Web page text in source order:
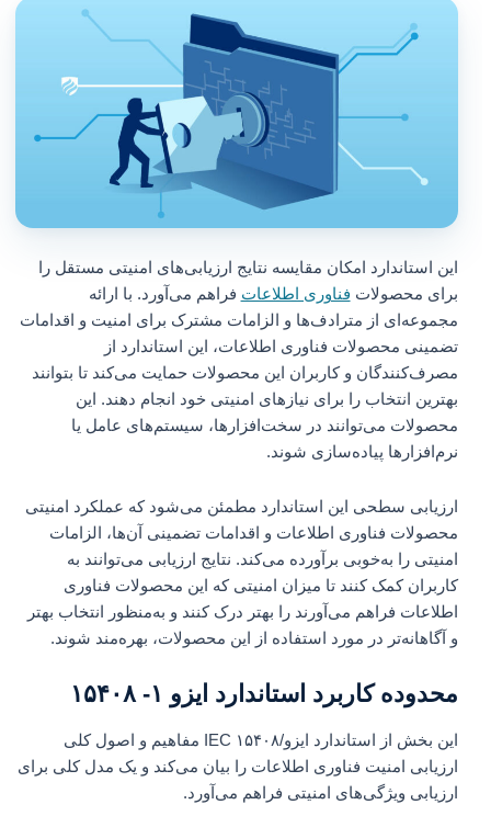
این استاندارد امکان مقایسه نتایج ارزیابی‌های امنیتی مستقل را
برای محصولاتفناوری اطلاعاتفراهم می‌آورد. با ارائه
مجموعه‌ای از مترادف‌ها و الزامات مشترک برای امنیت و اقدامات
تضمینی محصولات فناوری اطلاعات، این استاندارد از
مصرف‌کنندگان و کاربران این محصولات حمایت می‌کند تا بتوانند
بهترین انتخاب را برای نیازهای امنیتی خود انجام دهند. این
محصولات می‌توانند در سخت‌افزارها، سیستم‌های عامل یا
نرم‌افزارها پیاده‌سازی شوند.
ارزیابی سطحی این استاندارد مطمئن می‌شود که عملکرد امنیتی
محصولات فناوری اطلاعات و اقدامات تضمینی آن‌ها، الزامات
امنیتی را به‌خوبی برآورده می‌کند. نتایج ارزیابی می‌توانند به
کاربران کمک کنند تا میزان امنیتی که این محصولات فناوری
اطلاعات فراهم می‌آورند را بهتر درک کنند و به‌منظور انتخاب بهتر
و آگاهانه‌تر در مورد استفاده از این محصولات، بهره‌مند شوند.
محدوده کاربرد استاندارد ایزو ۱- ۱۵۴۰۸
این بخش از استاندارد ایزو/IEC ۱۵۴۰۸ مفاهیم و اصول کلی
ارزیابی امنیت فناوری اطلاعات را بیان می‌کند و یک مدل کلی برای
ارزیابی ویژگی‌های امنیتی فراهم می‌آورد.